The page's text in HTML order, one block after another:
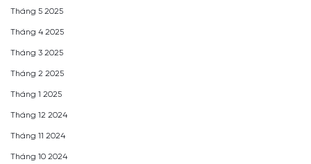
Tháng 5 2025
Tháng 4 2025
Tháng 3 2025
Tháng 2 2025
Tháng 1 2025
Tháng 12 2024
Tháng 11 2024
Tháng 10 2024